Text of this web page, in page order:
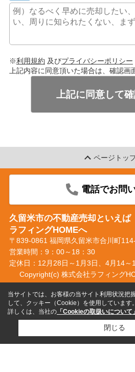
※利用規約 及びプライバシーポリシー
上記内容に同意頂いた場合は、確認画
上記に同意して
ページトッ
電話でお問
久留米市の不動産売却といえば
ラフィングHOMEへ
〒839-0861 福岡県久留米市合川町
営業時間：9：00～18：30
定休日：12月28日～1月3日、4月14～
Copyright(c) 株式会社ラフィング
当サイトでは、お客様の当サイト利用状況把
して、クッキー（Cookie）を使用しています。
詳しくは、当社の 「Cookieの取扱いについて」
閉じる